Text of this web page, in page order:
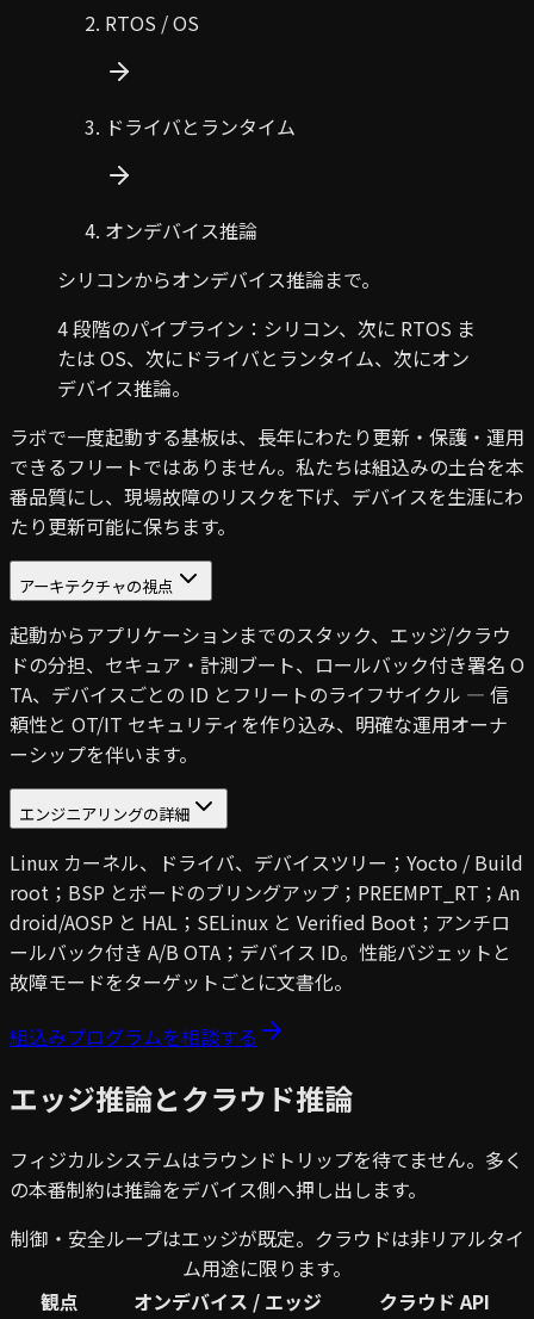
RTOS / OS
ドライバとランタイム
オンデバイス推論
シリコンからオンデバイス推論まで。
4 段階のパイプライン：シリコン、次に RTOS ま
たは OS、次にドライバとランタイム、次にオン
デバイス推論。
ラボで一度起動する基板は、長年にわたり更新・保護・運用
できるフリートではありません。私たちは組込みの土台を本
番品質にし、現場故障のリスクを下げ、デバイスを生涯にわ
たり更新可能に保ちます。
アーキテクチャの視点
起動からアプリケーションまでのスタック、エッジ/クラウ
ドの分担、セキュア・計測ブート、ロールバック付き署名 O
TA、デバイスごとの ID とフリートのライフサイクル — 信
頼性と OT/IT セキュリティを作り込み、明確な運用オーナ
ーシップを伴います。
エンジニアリングの詳細
Linux カーネル、ドライバ、デバイスツリー；Yocto / Build
root；BSP とボードのブリングアップ；PREEMPT_RT；An
droid/AOSP と HAL；SELinux と Verified Boot；アンチロ
ールバック付き A/B OTA；デバイス ID。性能バジェットと
故障モードをターゲットごとに文書化。
組込みプログラムを相談する
エッジ推論とクラウド推論
フィジカルシステムはラウンドトリップを待てません。多く
の本番制約は推論をデバイス側へ押し出します。
制御・安全ループはエッジが既定。クラウドは非リアルタイ
ム用途に限ります。
観点
オンデバイス / エッジ
クラウド API